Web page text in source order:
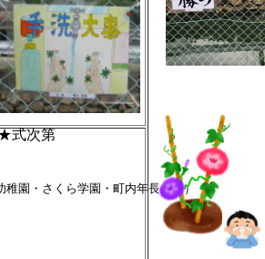
次第
園・さくら学園・町内年長さん）